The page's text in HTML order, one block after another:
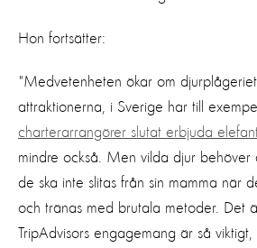
Hon fortsätter:
"Medvetenheten ökar om
attraktionerna, i Sverige har till exempel
charterarrangörer slutat erbjuda
mindre också. Men vilda djur behöver
de ska inte slitas från sin mamma när
och tränas med brutala metoder. Det
TripAdvisors engagemang är så